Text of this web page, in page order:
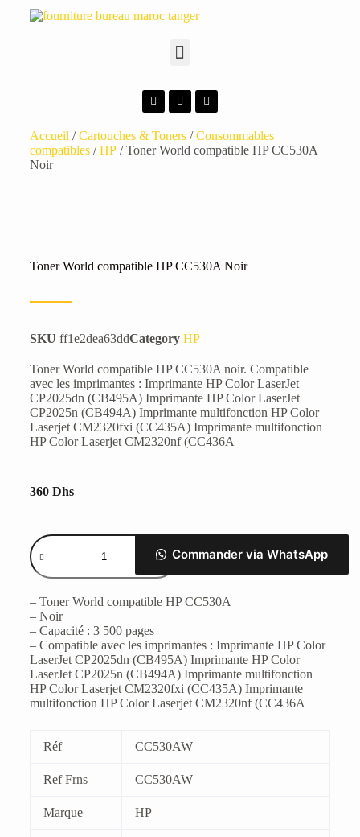
Accueil /Cartouches & Toners/Consommables
compatibles/HP/ Toner World compatible HP CC530A
Noir
Toner World compatible HP CC530A Noir
SKU ff1e2dea63ddCategory HP
Toner World compatible HP CC530A noir. Compatible
avec les imprimantes : Imprimante HP Color LaserJet
CP2025dn (CB495A) Imprimante HP Color LaserJet
CP2025n (CB494A) Imprimante multifonction HP Color
Laserjet CM2320fxi (CC435A) Imprimante multifonction
HP Color Laserjet CM2320nf (CC436A
360 Dhs
Commander via WhatsApp
– Toner World compatible HP CC530A
– Noir
– Capacité : 3 500 pages
– Compatible avec les imprimantes : Imprimante HP Color
LaserJet CP2025dn (CB495A) Imprimante HP Color
LaserJet CP2025n (CB494A) Imprimante multifonction
HP Color Laserjet CM2320fxi (CC435A) Imprimante
multifonction HP Color Laserjet CM2320nf (CC436A
Réf CC530AW
Ref Frns CC530AW
Marque HP